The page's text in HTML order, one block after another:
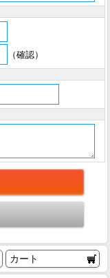
（確認）
カート